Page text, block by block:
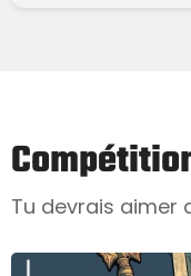
Tu devrais aimer